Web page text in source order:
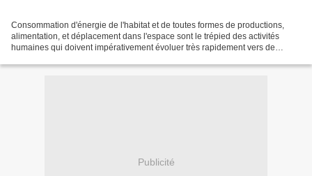
Consommation d'énergie de l'habitat et de toutes formes de productions,
alimentation, et déplacement dans l'espace sont le trépied des activités
humaines qui doivent impérativement évoluer très rapidement vers de
Publicité